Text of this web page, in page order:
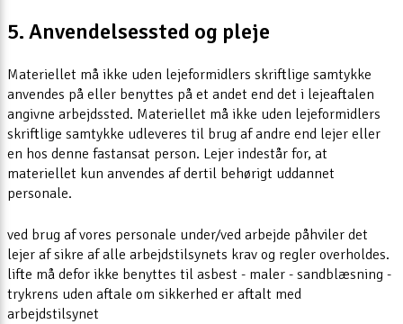
5. Anvendelsessted og pleje
Materiellet må ikke uden lejeformidlers skriftlige samtykke
anvendes på eller benyttes på et andet end det i lejeaftalen
angivne arbejdssted. Materiellet må ikke uden lejeformidlers
skriftlige samtykke udleveres til brug af andre end lejer eller
en hos denne fastansat person. Lejer indestår for, at
materiellet kun anvendes af dertil behørigt uddannet
personale.
ved brug af vores personale under/ved arbejde påhviler det
lejer af sikre af alle arbejdstilsynets krav og regler overholdes.
lifte må defor ikke benyttes til asbest - maler - sandblæsning -
trykrens uden aftale om sikkerhed er aftalt med
arbejdstilsynet